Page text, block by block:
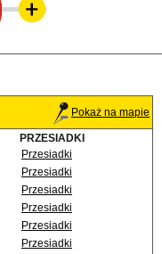
Pokaż na mapie
PRZESIADKI
Przesiadki
Przesiadki
Przesiadki
Przesiadki
Przesiadki
Przesiadki